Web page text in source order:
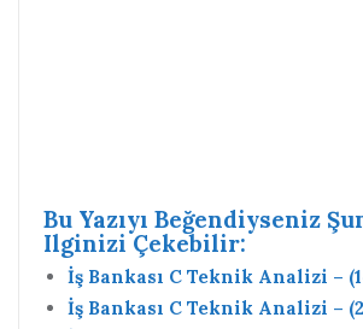
Bu Yazıyı Beğendiyseniz
Ilginizi Çekebilir:
İş Bankası C Teknik Analizi –
İş Bankası C Teknik Analizi –